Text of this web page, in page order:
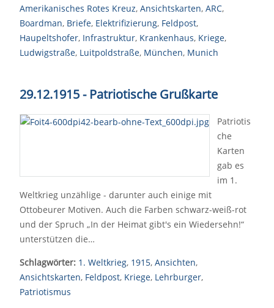
Amerikanisches Rotes Kreuz, Ansichtskarten, ARC,
Boardman, Briefe, Elektrifizierung, Feldpost,
Haupeltshofer, Infrastruktur, Krankenhaus, Kriege,
Ludwigstraße, Luitpoldstraße, München, Munich
29.12.1915 - Patriotische Grußkarte
Patriotis
che
Karten
gab es
im 1.
Weltkrieg unzählige - darunter auch einige mit
Ottobeurer Motiven. Auch die Farben schwarz-weiß-rot
und der Spruch „In der Heimat gibt's ein Wiedersehn!“
unterstützen die…
Schlagwörter: 1. Weltkrieg, 1915, Ansichten,
Ansichtskarten, Feldpost, Kriege, Lehrburger,
Patriotismus